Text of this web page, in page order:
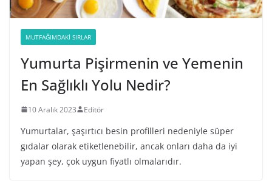
MUTFAĞIMDAKI SIRLAR
Yumurta Pişirmenin ve Yemenin
En Sağlıklı Yolu Nedir?
10 Aralık 2023 Editör
Yumurtalar, şaşırtıcı besin profilleri nedeniyle süper
gıdalar olarak etiketlenebilir, ancak onları daha da iyi
yapan şey, çok uygun fiyatlı olmalarıdır.